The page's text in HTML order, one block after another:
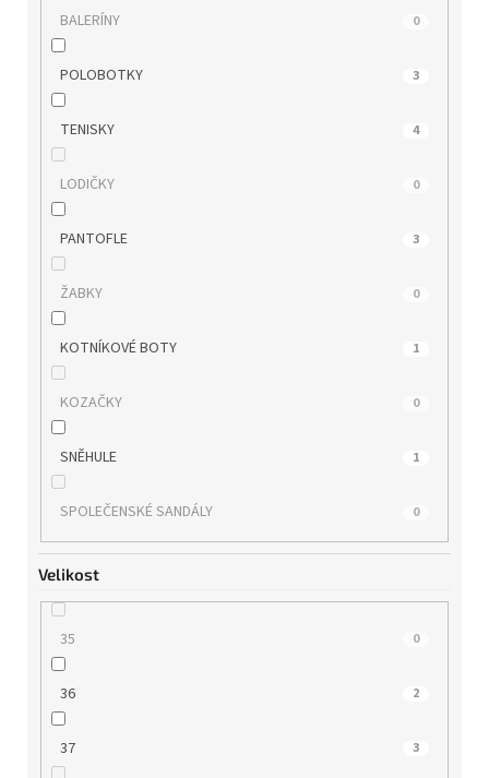
RIEKER
ROCK SPRING
s.OLIVER
TAMARIS
TBS
TOM TAILOR
WILD
WINK
WONDERS
ZAXY 0
BALERÍNY 0
POLOBOTKY 3
TENISKY 4
LODIČKY 0
PANTOFLE 3
ŽABKY 0
KOTNÍKOVÉ BOTY 1
KOZAČKY 0
SNĚHULE 1
SPOLEČENSKÉ SANDÁLY 0
Velikost
35 0
36 2
37 3